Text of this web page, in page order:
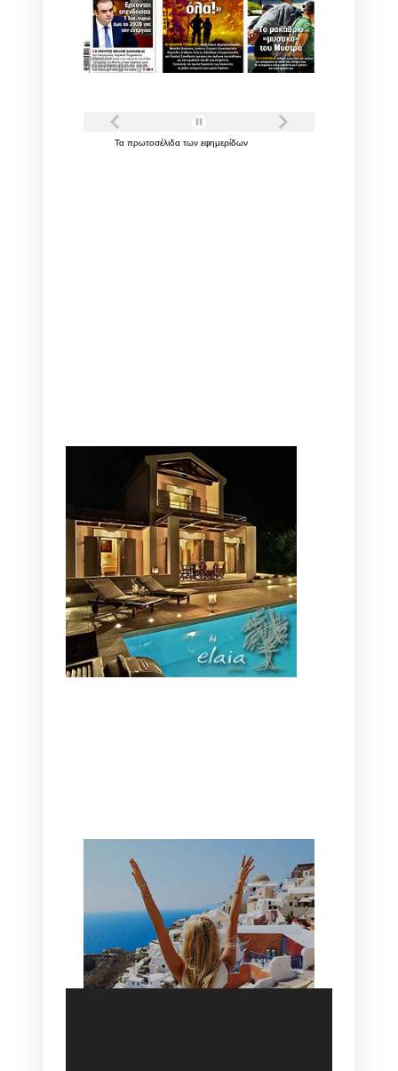
Τα πρωτοσέλιδα των εφημερίδων